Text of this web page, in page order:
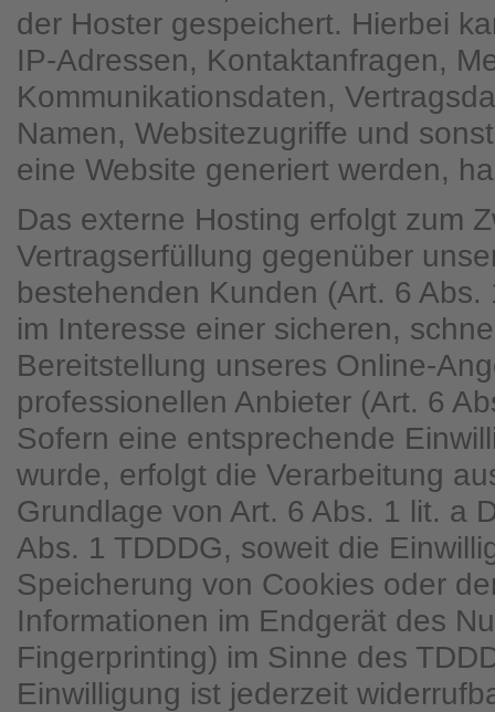
der Hoster gespeichert. Hierbei
IP-Adressen, Kontaktanfragen,
Kommunikationsdaten,
Namen, Websitezugriffe und
eine Website generiert werden,
Das externe Hosting erfolgt zum
Vertragserfüllung gegenüber
bestehenden Kunden (Art. 6
im Interesse einer sicheren,
Bereitstellung unseres Online-
professionellen Anbieter (Art. 6
Sofern eine entsprechende
wurde, erfolgt die Verarbeitung
Grundlage von Art. 6 Abs. 1 lit. a
Abs. 1 TDDDG, soweit die
Speicherung von Cookies oder
Informationen im Endgerät des
Fingerprinting) im Sinne des
Einwilligung ist jederzeit